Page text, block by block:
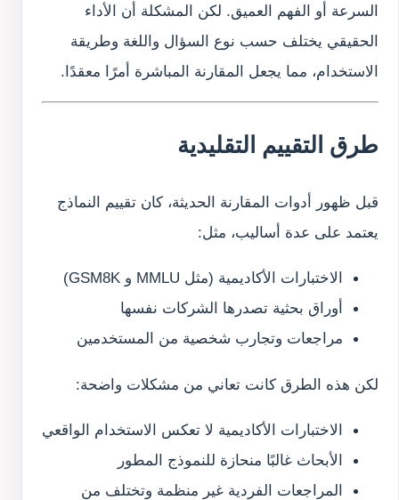
السرعة أو الفهم العميق. لكن المشكلة أن الأداء
الحقيقي يختلف حسب نوع السؤال واللغة وطريقة
الاستخدام، مما يجعل المقارنة المباشرة أمرًا معقدًا.
طرق التقييم التقليدية
قبل ظهور أدوات المقارنة الحديثة، كان تقييم النماذج
يعتمد على عدة أساليب، مثل:
الاختبارات الأكاديمية (مثل MMLU و GSM8K)
أوراق بحثية تصدرها الشركات نفسها
مراجعات وتجارب شخصية من المستخدمين
لكن هذه الطرق كانت تعاني من مشكلات واضحة:
الاختبارات الأكاديمية لا تعكس الاستخدام الواقعي
الأبحاث غالبًا منحازة للنموذج المطور
المراجعات الفردية غير منظمة وتختلف من